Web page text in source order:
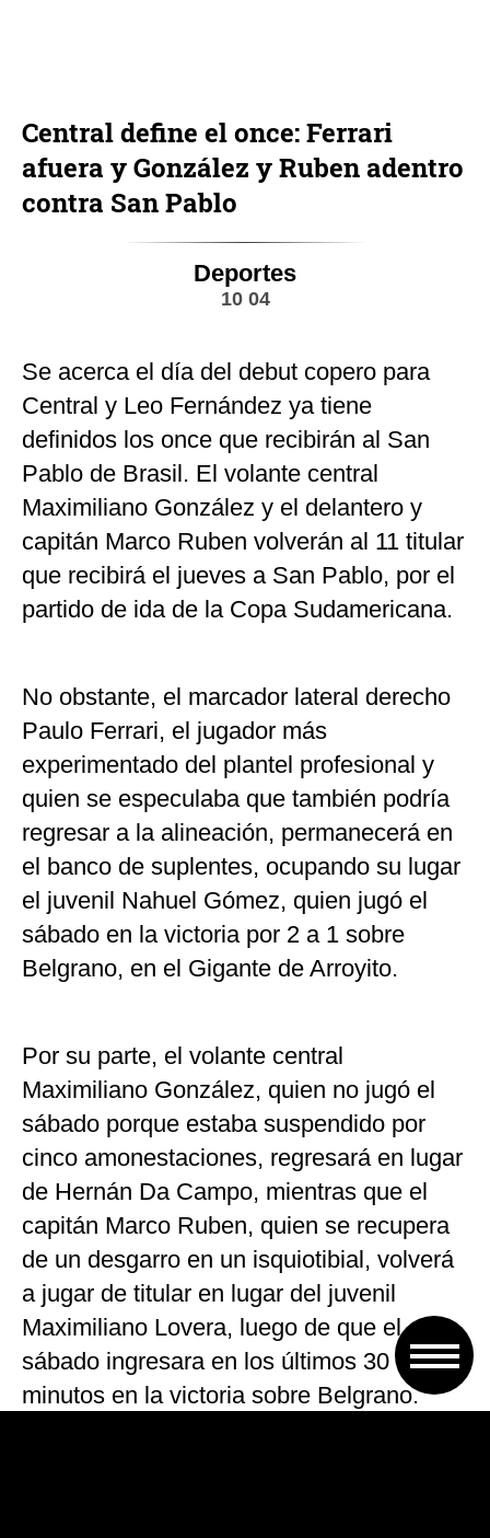
Central define el once: Ferrari
afuera y González y Ruben adentro
contra San Pablo
Deportes
10 04
Se acerca el día del debut copero para
Central y Leo Fernández ya tiene
definidos los once que recibirán al San
Pablo de Brasil. El volante central
Maximiliano González y el delantero y
capitán Marco Ruben volverán al 11 titular
que recibirá el jueves a San Pablo, por el
partido de ida de la Copa Sudamericana.
No obstante, el marcador lateral derecho
Paulo Ferrari, el jugador más
experimentado del plantel profesional y
quien se especulaba que también podría
regresar a la alineación, permanecerá en
el banco de suplentes, ocupando su lugar
el juvenil Nahuel Gómez, quien jugó el
sábado en la victoria por 2 a 1 sobre
Belgrano, en el Gigante de Arroyito.
Por su parte, el volante central
Maximiliano González, quien no jugó el
sábado porque estaba suspendido por
cinco amonestaciones, regresará en lugar
de Hernán Da Campo, mientras que el
capitán Marco Ruben, quien se recupera
de un desgarro en un isquiotibial, volverá
a jugar de titular en lugar del juvenil
Maximiliano Lovera, luego de que el
sábado ingresara en los últimos 30
minutos en la victoria sobre Belgrano.